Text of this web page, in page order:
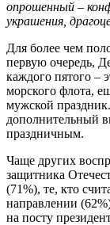
опрошенный –
украшения,
Для более чем
первую очередь,
каждого пятого –
морского флота,
мужской
дополнительный
праздничным.
Чаще других
защитника
(71%), те, кто
направлении
на посту